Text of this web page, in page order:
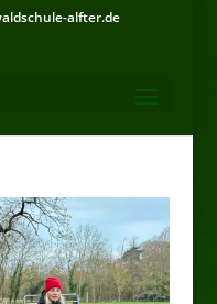
alfter.de